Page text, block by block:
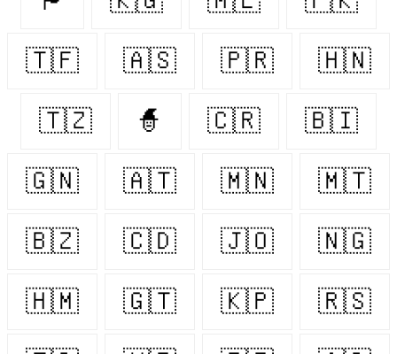
🇹🇫 🇦🇸 🇵🇷 🇭🇳
🇹🇿 🧙‍ 🇨🇷 🇧🇮
🇬🇳 🇦🇹 🇲🇳 🇲🇹
🇧🇿 🇨🇩 🇯🇴 🇳🇬
🇭🇲 🇬🇹 🇰🇵 🇷🇸